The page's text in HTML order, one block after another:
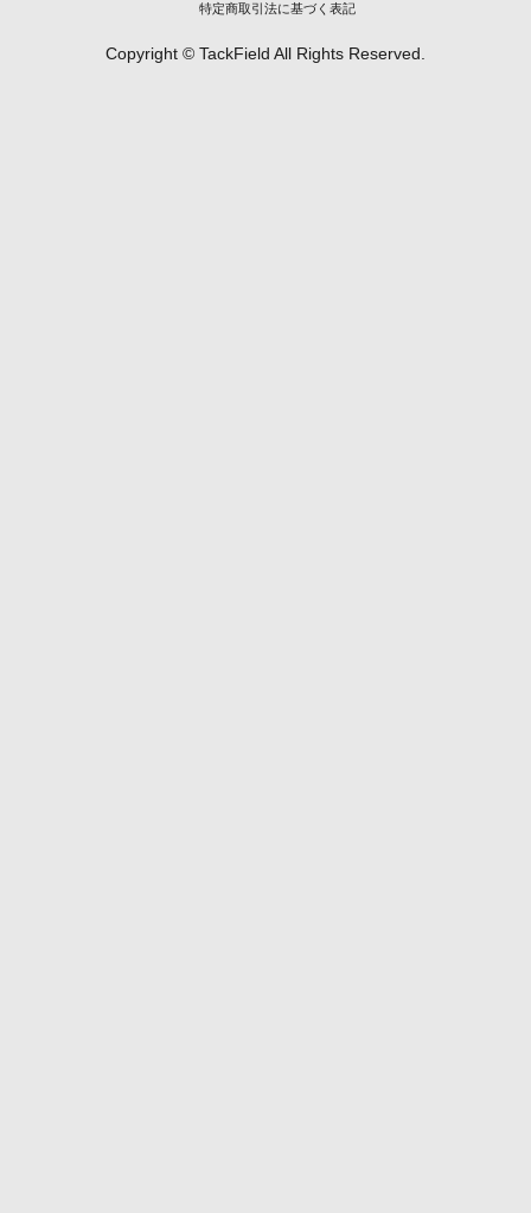
特定商取引法に基づく表記
Copyright © TackField All Rights Reserved.